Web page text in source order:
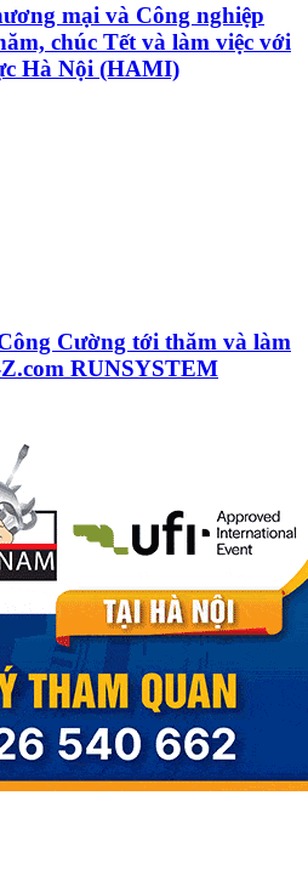
mại và Công nghiệp
chúc Tết và làm việc với
Hà Nội (HAMI)
Cường tới thăm và làm
RUNSYSTEM